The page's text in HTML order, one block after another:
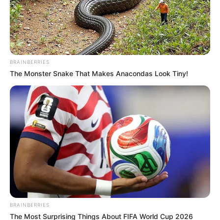
Federico Lleras Acosta
Recien nacidos
Por:
Valentina Cortés Castillo
Julio 17, 2024
BRAINBERRIES
The Monster Snake That Makes Anacondas Look Tiny!
BRAINBERRIES
The Most Surprising Things About FIFA World Cup 2026